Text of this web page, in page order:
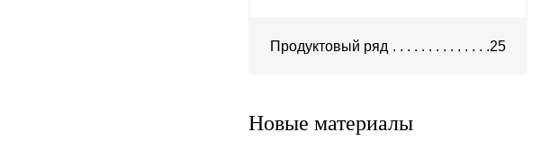
Продуктовый ряд 25
Новые материалы